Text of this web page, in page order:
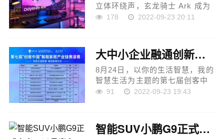
立体环绕声，玄龙骑士 Ark 成为
电竞显示器的新标准。 三星电子
器玄龙骑士电竞显示器 Ark，...
178 2022-09-23 20:11
大中小企业融通创新，智能家居产业链赛道赛圆满落幕
8月24日，以你的生活智慧，我的
智慧生活为主题的第七届创客中
国智能家居产业链赛道赛决赛在
统、睡眠监测、智能材料等...
91 2022-09-23 19:43
智能SUV小鹏G9正式上市，10月底交付，售价30.99-46.99万